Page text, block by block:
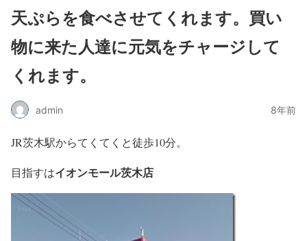
天ぷらを食べさせてくれます。買い
物に来た人達に元気をチャージして
くれます。
admin 8年前
JR茨木駅からてくてくと徒歩10分。
目指すはイオンモール茨木店